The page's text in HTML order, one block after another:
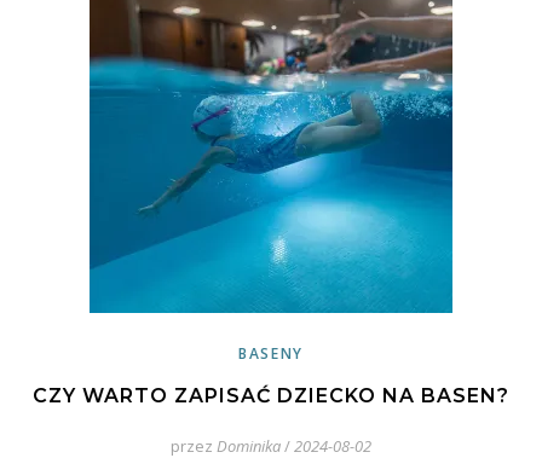
BASENY
CZY WARTO ZAPISAĆ DZIECKO NA BASEN?
przez Dominika/2024-08-02